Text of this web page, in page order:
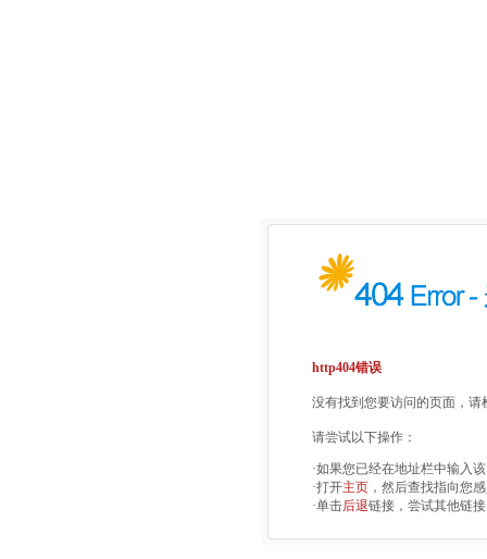
http404错误
没有找到您要访问的页面，请
请尝试以下操作：
·如果您已经在地址栏中输入
·打开主页 ，然后查找指向您
·单击后退链接，尝试其他链